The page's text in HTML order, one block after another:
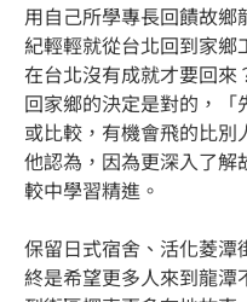
用自己所學專長回饋故
紀輕輕就從台北回到家鄉
在台北沒有成就才要回
回家鄉的決定是對的，
或比較，有機會飛的比別
他認為，因為更深入了
較中學習精進。
保留日式宿舍、活化菱潭
終是希望更多人來到龍